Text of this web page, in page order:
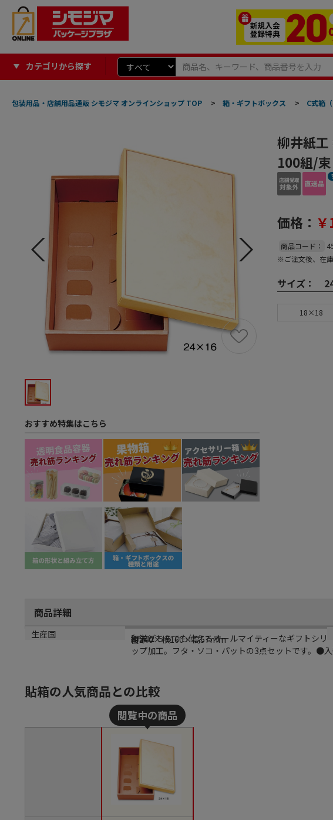
カテゴリから探す
包装用品・店舗用品通販 シモジマ オンラインショップ TOP > 箱・ギフトボックス > C式箱（
おすすめ特集はこちら
柳井紙
100組/束
価格：
商品コード：
※ご注文後、在
サイズ：
18×18
商品詳細
商品説明
和洋どちらでも使えるオールマイティーなギフトシ
ップ加工。フタ・ソコ・パットの3点セットです。●
メーカー品番
37702
サイズ
縦240×横160×高57mm
生産国
日本
貼箱の人気商品との比較